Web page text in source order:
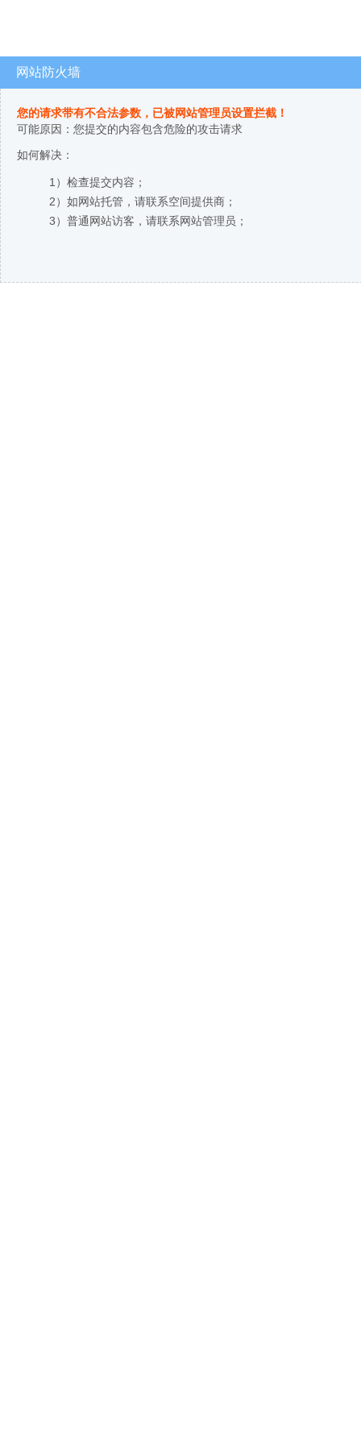
网站防火墙
您的请求带有不合法参数，已被网站管理员设置拦截！
可能原因：您提交的内容包含危险的攻击请求
如何解决：
1）检查提交内容；
2）如网站托管，请联系空间提供商；
3）普通网站访客，请联系网站管理员；